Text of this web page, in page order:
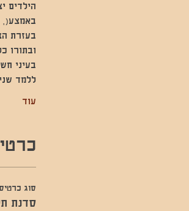
הילדים
באמצע(,
בעזרת
ובתורו
בעיני
ללמד
עוד
סוג
סדנת